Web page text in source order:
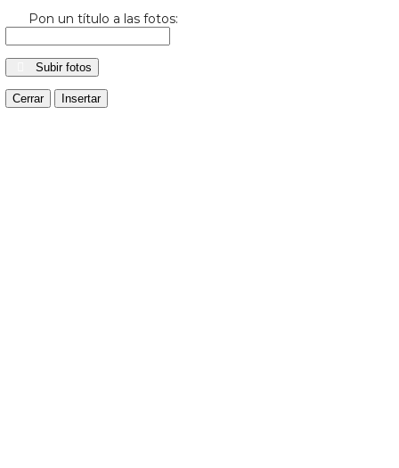
Pon un título a las fotos:
Subir fotos
Cerrar Insertar